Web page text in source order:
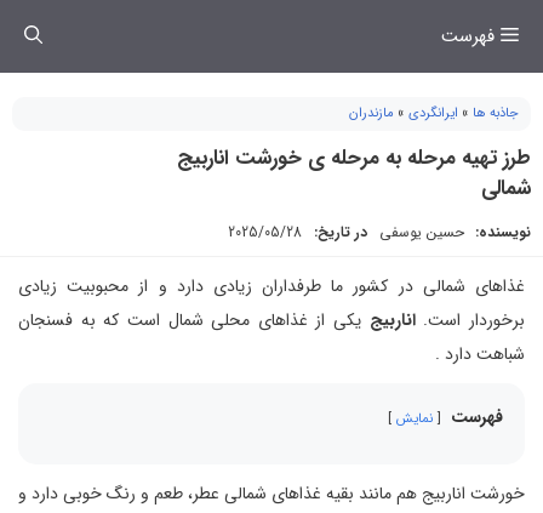
فهرست
جاذبه ها » ایرانگردی » مازندران
طرز تهیه مرحله به مرحله ی خورشت اناربیج
شمالی
نویسنده: حسین یوسفی در تاریخ: 2025/05/28
غذاهای شمالی در کشور ما طرفداران زیادی دارد و از محبوبیت زیادی
برخوردار است.اناربیج یکی از غذاهای محلی شمال است که به فسنجان
شباهت دارد .
فهرست نمایش
خورشت اناربیج هم مانند بقیه غذاهای شمالی عطر، طعم و رنگ خوبی دارد و